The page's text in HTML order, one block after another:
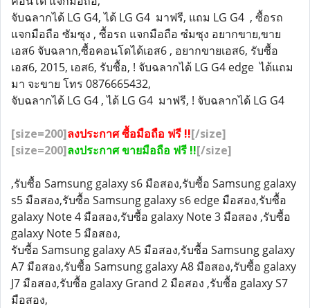
จับฉลากได้ LG G4, ได้ LG G4 มาฟรี, แถม LG G4 , ซื้อรถ
แจกมือถือ ซัมซุง , ซื้อรถ แจกมือถือ ซํมซุง อยากขาย,ขาย
เอส6 จับฉลาก,ซื้อคอนโดได้เอส6 , อยากขายเอส6, รับซื้อ
เอส6, 2015, เอส6, รับซื้อ, ! จับฉลากได้ LG G4 edge ได้แถม
มา จะขาย โทร 0876665432,
จับฉลากได้ LG G4 , ได้ LG G4 มาฟรี, ! จับฉลากได้ LG G4
[size=200]ลงประกาศ ซื้อมือถือ ฟรี !![/size]
[size=200]ลงประกาศ ขายมือถือ ฟรี !![/size]
,รับซื้อ Samsung galaxy s6 มือสอง,รับซื้อ Samsung galaxy
s5 มือสอง,รับซื้อ Samsung galaxy s6 edge มือสอง,รับซื้อ
galaxy Note 4 มือสอง,รับซื้อ galaxy Note 3 มือสอง ,รับซื้อ
galaxy Note 5 มือสอง,
รับซื้อ Samsung galaxy A5 มือสอง,รับซื้อ Samsung galaxy
A7 มือสอง,รับซื้อ Samsung galaxy A8 มือสอง,รับซื้อ galaxy
J7 มือสอง,รับซื้อ galaxy Grand 2 มือสอง ,รับซื้อ galaxy S7
มือสอง,